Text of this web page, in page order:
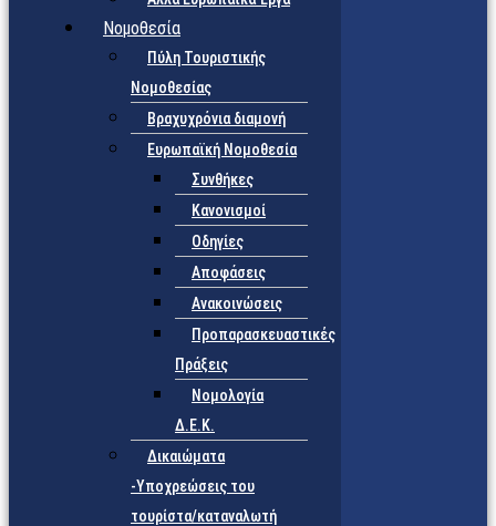
Νομοθεσία
Πύλη Τουριστικής
Νομοθεσίας
Βραχυχρόνια διαμονή
Ευρωπαϊκή Νομοθεσία
Συνθήκες
Κανονισμοί
Οδηγίες
Αποφάσεις
Ανακοινώσεις
Προπαρασκευαστικές
Πράξεις
Νομολογία
Δ.Ε.Κ.
Δικαιώματα
-Υποχρεώσεις του
τουρίστα/καταναλωτή